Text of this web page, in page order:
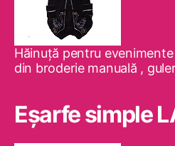
Hăinuţă pentru
din broderie manuală ,
Eşarfe simple